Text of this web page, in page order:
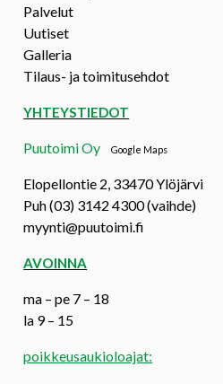
Palvelut
Uutiset
Galleria
Tilaus- ja toimitusehdot
YHTEYSTIEDOT
Puutoimi OyGoogle Maps
Elopellontie 2, 33470 Ylöjärvi
Puh (03) 3142 4300 (vaihde)
myynti@puutoimi.fi
AVOINNA
ma – pe 7 – 18
la 9 – 15
poikkeusaukioloajat: